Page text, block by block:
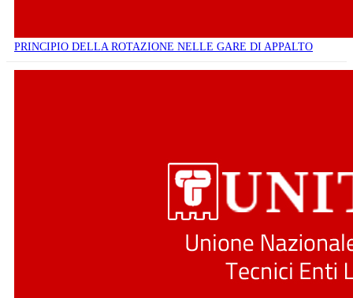
PRINCIPIO DELLA ROTAZIONE NELLE GARE DI APPALTO